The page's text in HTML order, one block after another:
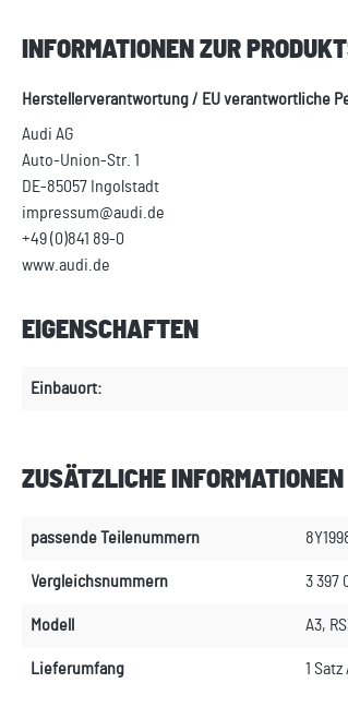
INFORMATIONEN ZUR
Herstellerverantwortung / EU verantwortliche
Audi AG
Auto-Union-Str. 1
DE-85057 Ingolstadt
impressum@audi.de
+49 (0)841 89-0
www.audi.de
EIGENSCHAFTEN
Einbauort:
ZUSÄTZLICHE INFORMATIONEN
passende Teilenummern
Vergleichsnummern 3 397
Modell A3,
Lieferumfang 1